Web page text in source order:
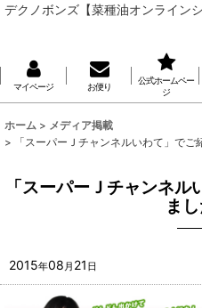
デクノボンズ【菜種油オンラインシ
マイページ お便り
公式ホームペー
ジ
ホーム > メディア掲載
>
「スーパーＪチャンネルいわて」でご
「スーパーＪチャンネ
まし
2015年08 月 21 日